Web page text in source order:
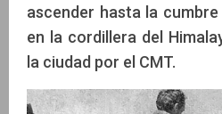
ascender hasta la
en la cordillera del
la ciudad por el CMT.